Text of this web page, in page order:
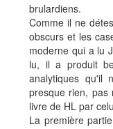
brulardiens.
Comme il ne
obscurs et les
moderne qui a lu
lu, il a produit
analytiques qu'il
presque rien, pas
livre de HL par
La première